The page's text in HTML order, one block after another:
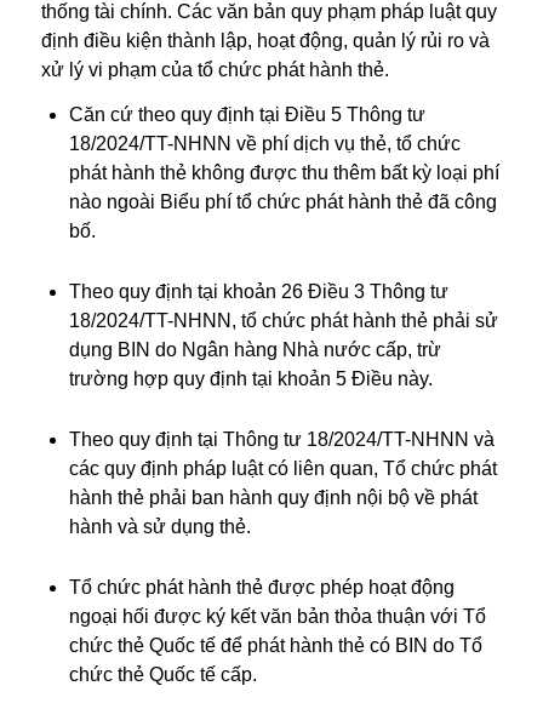
thống tài chính. Các văn bản quy phạm pháp luật quy
định điều kiện thành lập, hoạt động, quản lý rủi ro và
xử lý vi phạm của tổ chức phát hành thẻ.
Căn cứ theo quy định tại Điều 5 Thông tư
18/2024/TT-NHNN về phí dịch vụ thẻ, tổ chức
phát hành thẻ không được thu thêm bất kỳ loại phí
nào ngoài Biểu phí tổ chức phát hành thẻ đã công
bố.
Theo quy định tại khoản 26 Điều 3 Thông tư
18/2024/TT-NHNN, tổ chức phát hành thẻ phải sử
dụng BIN do Ngân hàng Nhà nước cấp, trừ
trường hợp quy định tại khoản 5 Điều này.
Theo quy định tại Thông tư 18/2024/TT-NHNN và
các quy định pháp luật có liên quan, Tổ chức phát
hành thẻ phải ban hành quy định nội bộ về phát
hành và sử dụng thẻ.
Tổ chức phát hành thẻ được phép hoạt động
ngoại hối được ký kết văn bản thỏa thuận với Tổ
chức thẻ Quốc tế để phát hành thẻ có BIN do Tổ
chức thẻ Quốc tế cấp.